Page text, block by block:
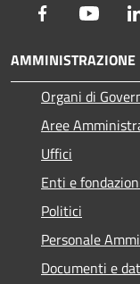
Facebook
AMMINISTRAZIONE
Organi di
Aree
Uffici
Enti e
Politici
Personale
Documenti e